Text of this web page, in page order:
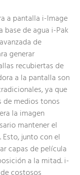
a pantalla i-Image
base de agua i-Pak
de
generar
recubiertas de
a la pantalla son
ya que
de medios tonos
la imagen
mantener el
junto con el
capas de película
a la mitad. i-